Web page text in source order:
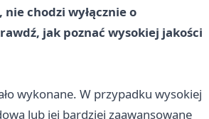
chodzi wyłącznie o
jak poznać wysokiej jakości
wykonane. W przypadku wysokiej
lub jej bardziej zaawansowane